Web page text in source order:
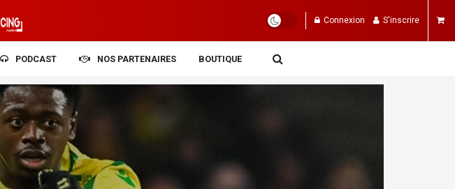
Connexion S'inscrire
PODCAST NOS PARTENAIRES BOUTIQUE